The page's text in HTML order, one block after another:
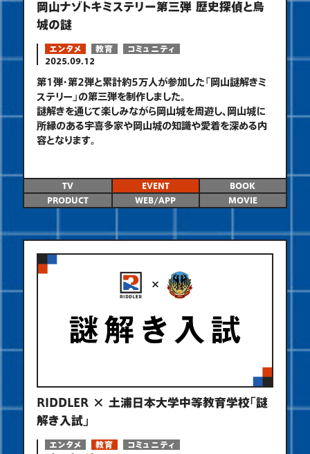
岡山ナゾトキミステリー第三弾 歴史探偵と烏
城の謎
エンタメ 教育
コミュニティ
2025.09.12
第1弾・第2弾と累計約5万人が参加した「岡山謎解きミ
ステリー」の第三弾を制作しました。
謎解きを通じて楽しみながら岡山城を周遊し、岡山城に
所縁のある宇喜多家や岡山城の知識や愛着を深める内
容となります。
TV EVENT
BOOK
PRODUCT
WEB/APP MOVIE
RIDDLER × 土浦日本大学中等教育学校「謎
解き入試」
エンタメ 教育
コミュニティ